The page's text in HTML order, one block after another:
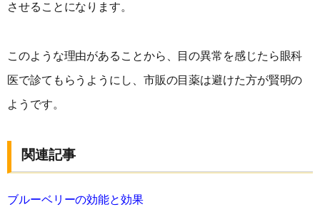
させることになります。
このような理由があることから、目の異常を感じたら眼科
医で診てもらうようにし、市販の目薬は避けた方が賢明の
ようです。
関連記事
ブルーベリーの効能と効果